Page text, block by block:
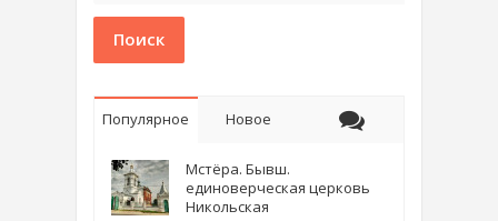
Поиск
Популярное Новое
Мстёра. Бывш.
единоверческая церковь
Никольская